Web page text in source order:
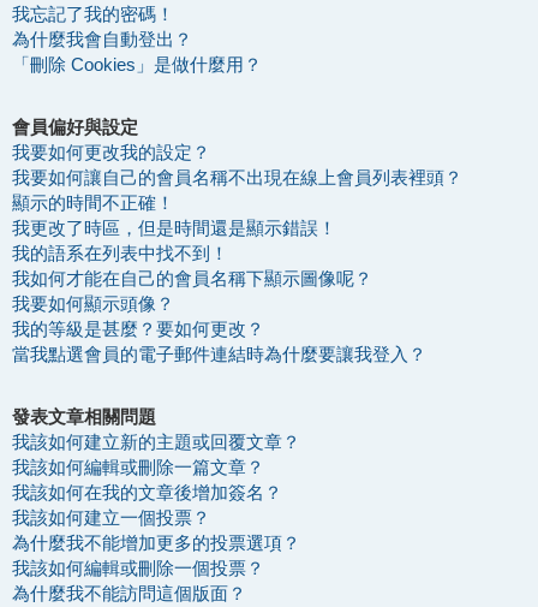
我忘記了我的密碼！
為什麼我會自動登出？
「刪除 Cookies」是做什麼用？
會員偏好與設定
我要如何更改我的設定？
我要如何讓自己的會員名稱不出現在線上會員列表裡頭？
顯示的時間不正確！
我更改了時區，但是時間還是顯示錯誤！
我的語系在列表中找不到！
我如何才能在自己的會員名稱下顯示圖像呢？
我要如何顯示頭像？
我的等級是甚麼？要如何更改？
當我點選會員的電子郵件連結時為什麼要讓我登入？
發表文章相關問題
我該如何建立新的主題或回覆文章？
我該如何編輯或刪除一篇文章？
我該如何在我的文章後增加簽名？
我該如何建立一個投票？
為什麼我不能增加更多的投票選項？
我該如何編輯或刪除一個投票？
為什麼我不能訪問這個版面？